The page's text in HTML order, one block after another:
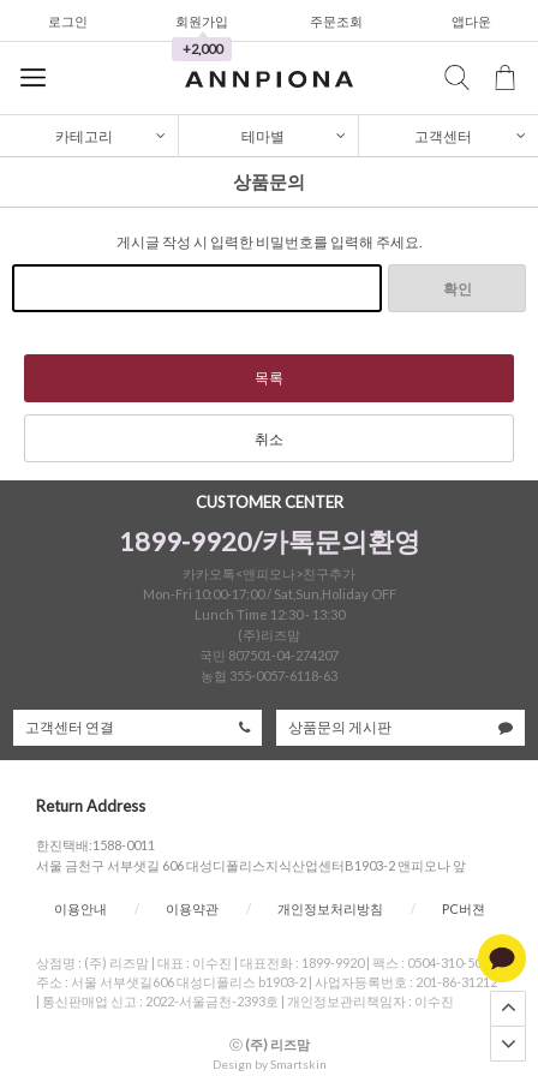
로그인
회원가입
+2,000
주문조회 앱다운
셔츠&블라우스
가디건/니트
와이드팬츠
한정세일
가디건/니트
셔츠&블라우스
가디건/니트
와이드팬츠
한정세일
카테고리 테마별 고객센터
상품문의
게시글 작성 시 입력한 비밀번호를 입력해 주세요.
확인
목록
취소
CUSTOMER CENTER
1899-9920/카톡문의환영
카카오톡<앤피오나>친구추가
Mon-Fri 10:00-17:00 / Sat,Sun,Holiday OFF
Lunch Time 12:30 - 13:30
(주)리즈맘
국민 807501-04-274207
농협 355-0057-6118-63
고객센터 연결 상품문의 게시판
Return Address
한진택배:1588-0011
서울 금천구 서부샛길 606 대성디폴리스지식산업센터B1903-2 앤피오나 앞
이용안내 / 이용약관 / 개인정보처리방침 / PC버젼
상점명 : (주) 리즈맘 | 대표 : 이수진 | 대표전화 : 1899-9920 | 팩스 : 0504-310-5004
주소 : 서울 서부샛길606 대성디폴리스 b1903-2 | 사업자등록번호 : 201-86-31212
| 통신판매업 신고 : 2022-서울금천-2393호 | 개인정보관리책임자 : 이수진
ⓒ (주) 리즈맘